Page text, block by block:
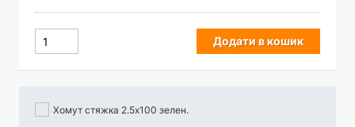
Додати в кошик
Хомут стяжка 2.5х100 зелен.